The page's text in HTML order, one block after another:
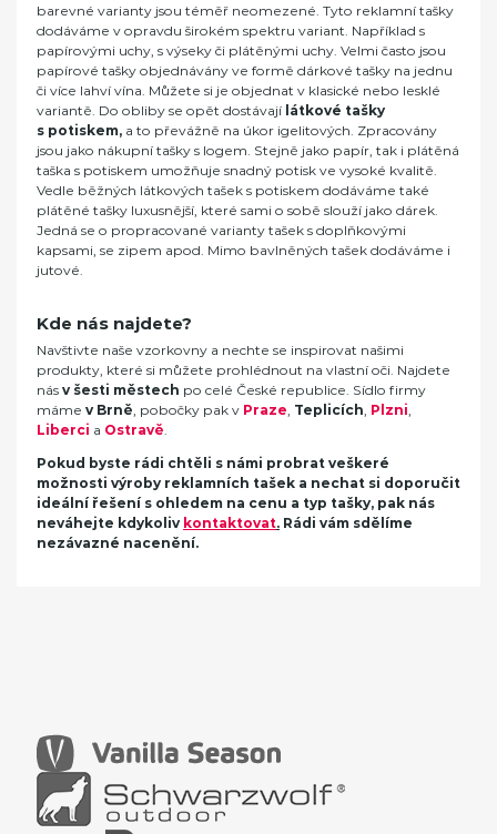
barevné varianty jsou téměř neomezené. Tyto reklamní tašky
dodáváme v opravdu širokém spektru variant. Například s
papírovými uchy, s výseky či plátěnými uchy. Velmi často jsou
papírové tašky objednávány ve formě dárkové tašky na jednu
či více lahví vína. Můžete si je objednat v klasické nebo lesklé
variantě. Do obliby se opět dostávají látkové tašky
s potiskem, a to převážně na úkor igelitových. Zpracovány
jsou jako nákupní tašky s logem. Stejně jako papír, tak i plátěná
taška s potiskem umožňuje snadný potisk ve vysoké kvalitě.
Vedle běžných látkových tašek s potiskem dodáváme také
plátěné tašky luxusnější, které sami o sobě slouží jako dárek.
Jedná se o propracované varianty tašek s doplňkovými
kapsami, se zipem apod. Mimo bavlněných tašek dodáváme i
jutové.
Kde nás najdete?
Navštivte naše vzorkovny a nechte se inspirovat našimi
produkty, které si můžete prohlédnout na vlastní oči. Najdete
nás v šesti městech po celé České republice. Sídlo firmy
máme v Brně , pobočky pak v Praze Teplicích Plzni
Liberci a Ostravě
Pokud byste rádi chtěli s námi probrat veškeré
možnosti výroby reklamních tašek a nechat si doporučit
ideální řešení s ohledem na cenu a typ tašky, pak nás
neváhejte kdykoliv kontaktovat. Rádi vám sdělíme
nezávazné nacenění.